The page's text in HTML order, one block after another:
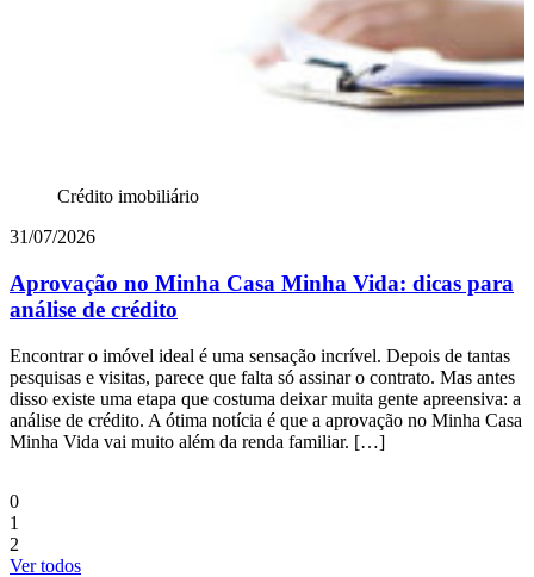
Crédito imobiliário
31/07/2026
Aprovação no Minha Casa Minha Vida: dicas para
análise de crédito
Encontrar o imóvel ideal é uma sensação incrível. Depois de tantas
pesquisas e visitas, parece que falta só assinar o contrato. Mas antes
disso existe uma etapa que costuma deixar muita gente apreensiva: a
análise de crédito. A ótima notícia é que a aprovação no Minha Casa
Minha Vida vai muito além da renda familiar. […]
0
1
2
Ver todos